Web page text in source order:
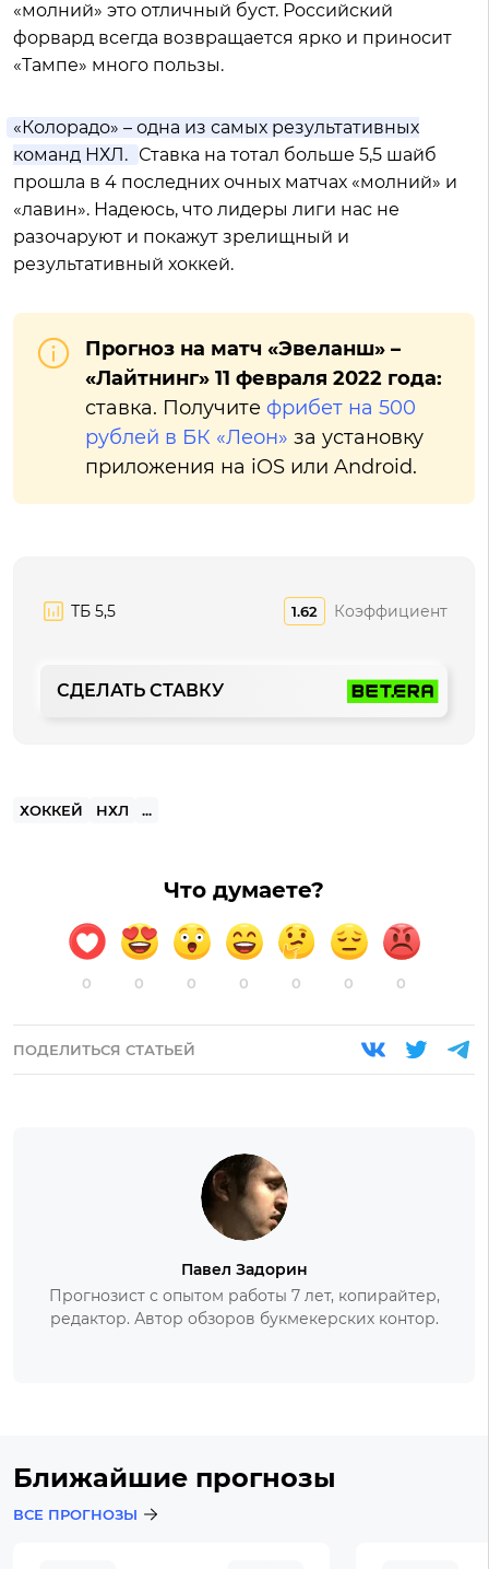
«молний» это отличный буст. Российский
форвард всегда возвращается ярко и приносит
«Тампе» много пользы.
«Колорадо» – одна из самых результативных
команд НХЛ. Ставка на тотал больше 5,5 шайб
прошла в 4 последних очных матчах «молний» и
«лавин». Надеюсь, что лидеры лиги нас не
разочаруют и покажут зрелищный и
результативный хоккей.
Прогноз на матч «Эвеланш» –
«Лайтнинг» 11 февраля 2022 года:
ставка. Получите фрибет на 500
рублей в БК «Леон» за установку
приложения на iOS или Android.
ТБ 5,5 1.62 Коэффициент
СДЕЛАТЬ СТАВКУ
ХОККЕЙ НХЛ ...
Что думаете?
0 0 0 0 0 0 0
ПОДЕЛИТЬСЯ СТАТЬЕЙ
Павел Задорин
Прогнозист с опытом работы 7 лет, копирайтер,
редактор. Автор обзоров букмекерских контор.
Ближайшие прогнозы
ВСЕ ПРОГНОЗЫ